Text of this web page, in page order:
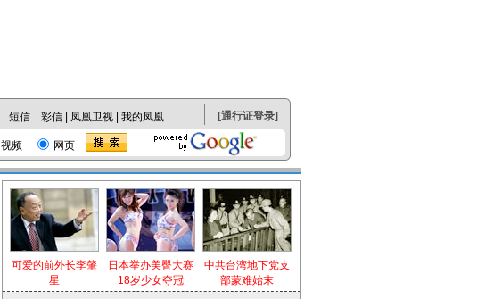
短信 彩信 凤凰卫视 我的凤凰 [通行证登录]
视频 网页
可爱的前外长李肇
星
日本举办美臀大赛
18岁少女夺冠
中共台湾地下党支
部蒙难始末